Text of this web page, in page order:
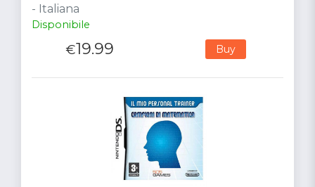
- Italiana
Disponibile
€19.99 Buy